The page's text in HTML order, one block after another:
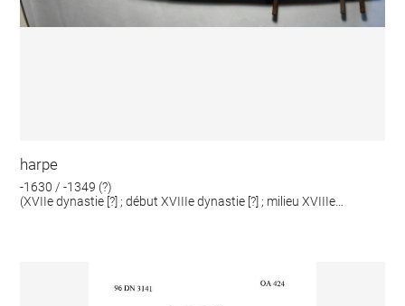
harpe
-1630 / -1349 (?)
(XVIIe dynastie [?] ; début XVIIIe dynastie [?] ; milieu XVIIIe